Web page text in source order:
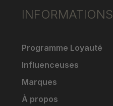
INFORMATIONS
Programme Loyauté
Influenceuses
Marques
À propos